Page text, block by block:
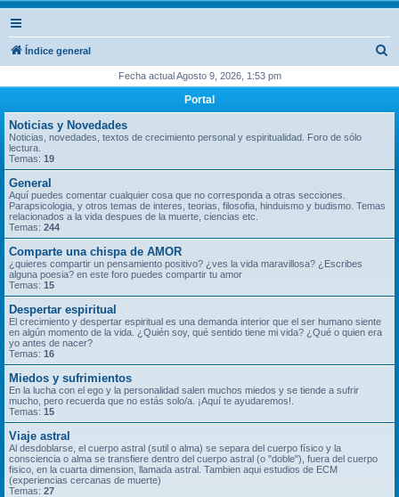
Índice general
c
Fecha actual Agosto 9, 2026, 1:53 pm
Portal
Noticias y Novedades
Noticias, novedades, textos de crecimiento personal y espiritualidad. Foro de sólo
lectura.
Temas: 19
General
Aquí puedes comentar cualquier cosa que no corresponda a otras secciones.
Parapsicologia, y otros temas de interes, teorias, filosofia, hinduismo y budismo. Temas
relacionados a la vida despues de la muerte, ciencias etc.
Temas: 244
Comparte una chispa de AMOR
¿quieres compartir un pensamiento positivo? ¿ves la vida maravillosa? ¿Escribes
alguna poesia? en este foro puedes compartir tu amor
Temas: 15
Despertar espiritual
El crecimiento y despertar espiritual es una demanda interior que el ser humano siente
en algún momento de la vida. ¿Quién soy, qué sentido tiene mi vida? ¿Qué o quien era
yo antes de nacer?
Temas: 16
Miedos y sufrimientos
En la lucha con el ego y la personalidad salen muchos miedos y se tiende a sufrir
mucho, pero recuerda que no estás solo/a. ¡Aquí te ayudaremos!.
Temas: 15
Viaje astral
Al desdoblarse, el cuerpo astral (sutil o alma) se separa del cuerpo físico y la
consciencia o alma se transfiere dentro del cuerpo astral (o "doble"), fuera del cuerpo
fisico, en la cuarta dimension, llamada astral. Tambien aqui estudios de ECM
(experiencias cercanas de muerte)
Temas: 27